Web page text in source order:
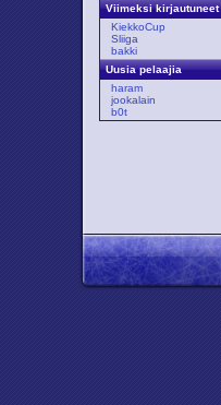
Viimeksi kirjautuneet
KiekkoCup
Sliiga
bakki
Uusia pelaajia
haram
jookalain
b0t